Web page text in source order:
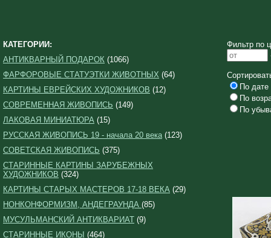
КАТЕГОРИИ:
АНТИКВАРНЫЙ ПОДАРОК (1066)
ФАРФОРОВЫЕ СТАТУЭТКИ ЖИВОТНЫХ (64)
КАРТИНЫ ЕВРЕЙСКИХ ХУДОЖНИКОВ (12)
СОВРЕМЕННАЯ ЖИВОПИСЬ (149)
ЛАКОВАЯ МИНИАТЮРА (15)
РУССКАЯ ЖИВОПИСЬ 19 - начала 20 века(123)
СОВЕТСКАЯ ЖИВОПИСЬ (375)
СТАРИННЫЕ КАРТИНЫ ЗАРУБЕЖНЫХ
ХУДОЖНИКОВ (324)
КАРТИНЫ СТАРЫХ МАСТЕРОВ 17-18 ВЕКА (29)
НОНКОНФОРМИЗМ, АНДЕГРАУНДА (85)
МУСУЛЬМАНСКИЙ АНТИКВАРИАТ (9)
СТАРИННЫЕ ИКОНЫ (464)
Фильтр по
По дате
По
По